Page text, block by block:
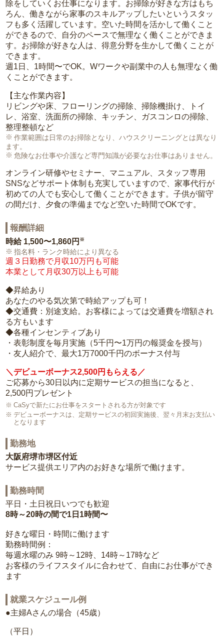
除をしていくお仕事になります。お掃除が好きな方はもち
ろん、働きながら家事のスキルアップしたいというスタッ
フも多く活躍しています。空いた時間を活かして働くこと
ができるので、自分のペースで無理なく働くことができま
す。お掃除が好きな人は、得意分野を生かして働くことが
できます。
週1日、1時間〜でOK。Wワークや副業中の人も無理なく働
くことができます。
【主な作業内容】
リビングや床、フローリングの掃除、掃除機掛け、トイ
レ、浴室、洗面所の掃除、キッチン、ガスコンロの掃除、
整理整頓など
作業範囲は日常のお掃除となり、ハウスクリーニングとは異なり
ます。
危険なお仕事や介護など専門知識が必要なお仕事はありません。
オンライン研修やセミナー、マニュアル、スタッフ専用
SNSなどサポート体制も充実していますので、家事代行が
初めての人でも安心して働くことができます。子供が留守
の間だけ、夕食の準備までなど空いた時間でOKです。
報酬詳細
時給 1,500〜1,860円 ※
指名料・ランク時給により異なる
週３日勤務で月収10万円も可能
本業として月収30万以上も可能
◆昇給あり
あなたのやる気次第で時給アップも可！
◆交通費：別途支給。お客様によっては交通費を増額され
る方もいます
◆各種インセンティブあり
・表彰制度を毎月実施（5千円〜1万円の報奨金を授与）
・友人紹介で、最大1万7000千円のボーナス付与
＼デビューボーナス2,500円もらえる／
ご応募から30日以内に定期サービスの担当になると、
2,500円プレゼント
CaSyで新たにお仕事をスタートされる方が対象です
デビューボーナスは、定期サービスの初回実施後、翌々月末お支払い
となります
勤務地
大阪府堺市堺区付近
サービス提供エリア内のお好きな場所で働けます。
勤務時間
平日・土日祝日いつでも歓迎
8時～20時の間で1日1時間〜
好きな曜日・時間に働けます
勤務時間例：
毎週水曜のみ 9時～12時、14時～17時など
お客様のライフスタイルに合わせて、自由にお仕事ができ
ます
就業スケジュール例
●主婦Aさんの場合（45歳）
（平日）